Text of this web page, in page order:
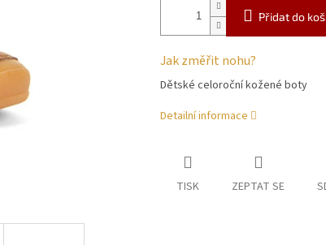
Přidat do
Jak změřit nohu?
Dětské celoroční kožené boty
Detailní informace
TISK ZEPTAT SE